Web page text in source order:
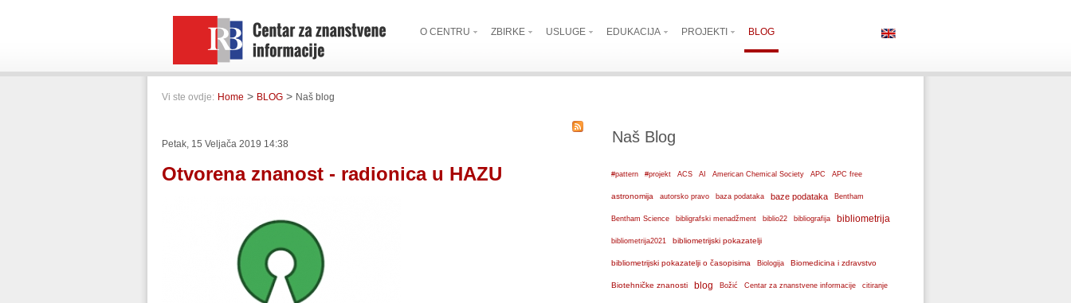
O CENTRU ZBIRKE USLUGE EDUKACIJA PROJEKTI BLOG
Vi ste ovdje: Home > BLOG > Naš blog
Petak, 15 Veljača 2019 14:38
Otvorena znanost - radionica u HAZU
Naš Blog
#pattern #projekt ACS AI American Chemical Society APC APC free
astronomija autorsko pravo baza podataka baze podataka Bentham
Bentham Science bibligrafski menadžment biblio22 bibliografija bibliometrija
bibliometrija2021 bibliometrijski pokazatelji
bibliometrijski pokazatelji o časopisima Biologija Biomedicina i zdravstvo
Biotehničke znanosti blog Božić Centar za znanstvene informacije citiranje